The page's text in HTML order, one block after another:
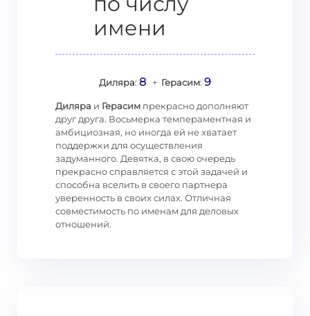
имени
Диляра: 8 + Герасим: 9
Диляра и Герасим прекрасно дополняют
друг друга. Восьмерка темпераментная и
амбициозная, но иногда ей не хватает
поддержки для осуществления
задуманного. Девятка, в свою очередь
прекрасно справляется с этой задачей и
способна вселить в своего партнера
уверенность в своих силах. Отличная
совместимость по именам для деловых
отношений.